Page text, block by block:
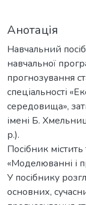
Анотація
Навчальний
навчальної
прогнозування
спеціальності
середовища»,
імені Б.
р.).
Посібник
«Моделюванні і
У посібнику
основних,